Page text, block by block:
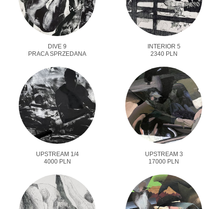
DIVE 9
PRACA SPRZEDANA
INTERIOR 5
2340 PLN
UPSTREAM 1/4
4000 PLN
UPSTREAM 3
17000 PLN